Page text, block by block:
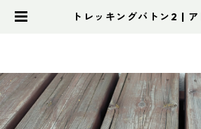
トレッキングバトン2 | ア